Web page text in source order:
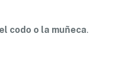
codo o la muñeca.